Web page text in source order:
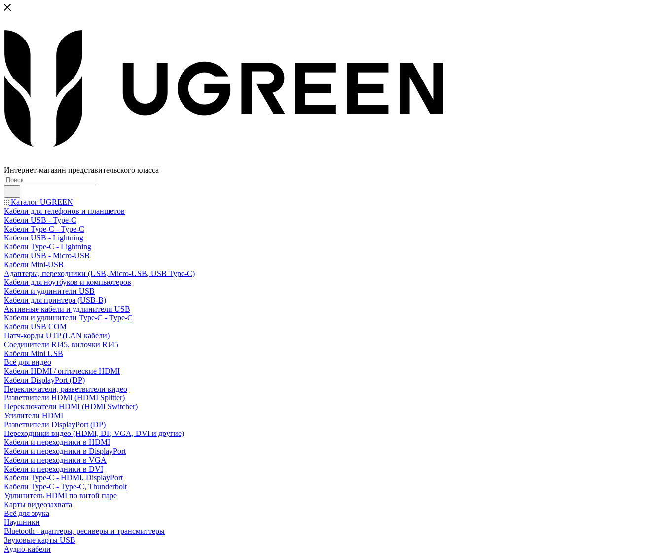
Интернет-магазин представительского класса
Каталог UGREEN
Кабели для телефонов и планшетов
Кабели USB - Type-C
Кабели Type-C - Type-C
Кабели USB - Lightning
Кабели Type-C - Lightning
Кабели USB - Micro-USB
Кабели Mini-USB
Адаптеры, переходники (USB, Micro-USB, USB Type-C)
Кабели для ноутбуков и компьютеров
Кабели и удлинители USB
Кабели для принтера (USB-B)
Активные кабели и удлинители USB
Кабели и удлинители Type-C - Type-C
Кабели USB COM
Патч-корды UTP (LAN кабели)
Соединители RJ45, вилочки RJ45
Кабели Mini USB
Всё для видео
Кабели HDMI / оптические HDMI
Кабели DisplayPort (DP)
Переключатели, разветвители видео
Разветвители HDMI (HDMI Splitter)
Переключатели HDMI (HDMI Switcher)
Усилители HDMI
Разветвители DisplayPort (DP)
Переходники видео (HDMI, DP, VGA, DVI и другие)
Кабели и переходники в HDMI
Кабели и переходники в DisplayPort
Кабели и переходники в VGA
Кабели и переходники в DVI
Кабели Type-C - HDMI, DisplayPort
Кабели Type-C - Type-C, Thunderbolt
Удлинитель HDMI по витой паре
Карты видеозахвата
Всё для звука
Наушники
Bluetooth - адаптеры, ресиверы и трансмиттеры
Звуковые карты USB
Аудио-кабели